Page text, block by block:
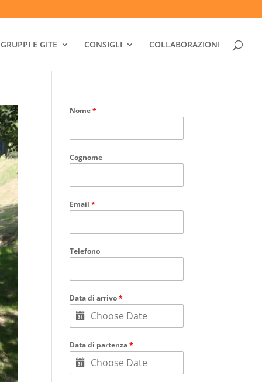
GRUPPI E GITE CONSIGLI COLLABORAZIONI
Nome*
Cognome
Email*
Telefono
Data di arrivo*
Data di partenza*